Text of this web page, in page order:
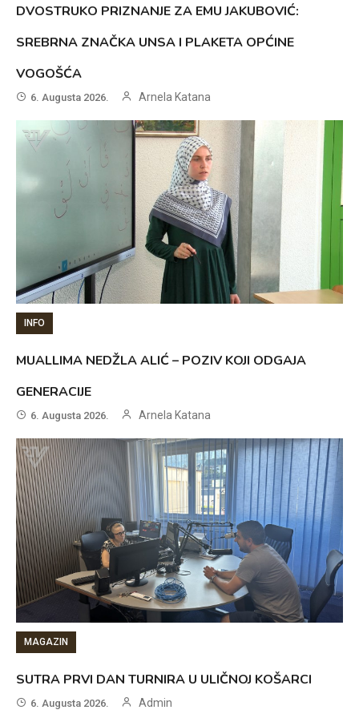
DVOSTRUKO PRIZNANJE ZA EMU JAKUBOVIĆ:
SREBRNA ZNAČKA UNSA I PLAKETA OPĆINE
VOGOŠĆA
6. Augusta 2026. Arnela Katana
INFO
MUALLIMA NEDŽLA ALIĆ – POZIV KOJI ODGAJA
GENERACIJE
6. Augusta 2026. Arnela Katana
MAGAZIN
SUTRA PRVI DAN TURNIRA U ULIČNOJ KOŠARCI
6. Augusta 2026. Admin